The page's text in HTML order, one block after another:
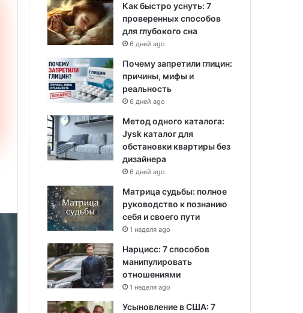
Как быстро уснуть: 7
проверенных способов
для глубокого сна
6 дней ago
Почему запретили глицин:
причины, мифы и
реальность
6 дней ago
Метод одного каталога:
Jysk каталог для
обстановки квартиры без
дизайнера
6 дней ago
Матрица судьбы: полное
руководство к познанию
себя и своего пути
1 неделя ago
Нарцисс: 7 способов
манипулировать
отношениями
1 неделя ago
Усыновление в США: 7